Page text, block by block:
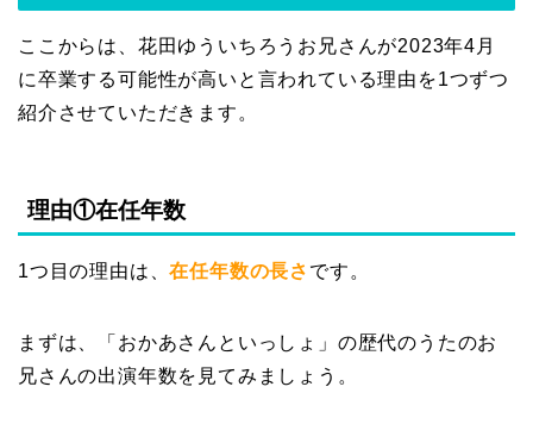
ここからは、花田ゆういちろうお兄さんが2023年4月
に卒業する可能性が高いと言われている理由を1つずつ
紹介させていただきます。
理由①在任年数
1つ目の理由は、在任年数の長さ です。
まずは、「おかあさんといっしょ」の歴代のうたのお
兄さんの出演年数を見てみましょう。